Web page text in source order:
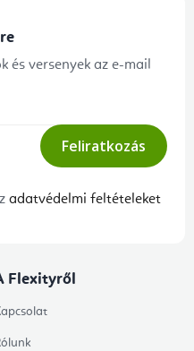
és versenyek az e-mail
Feliratkozás
adatvédelmi feltételeket
Flexityről